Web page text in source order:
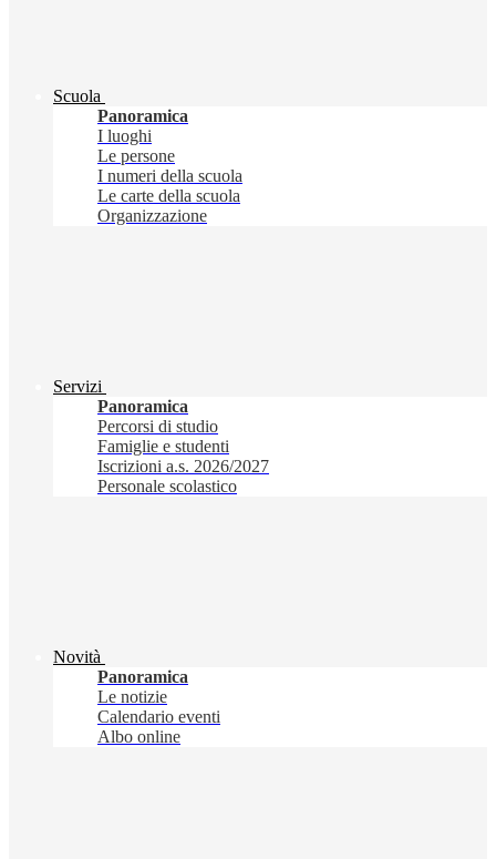
Scuola
Panoramica
I luoghi
Le persone
I numeri della scuola
Le carte della scuola
Organizzazione
Servizi
Panoramica
Percorsi di studio
Famiglie e studenti
Iscrizioni a.s. 2026/2027
Personale scolastico
Novità
Panoramica
Le notizie
Calendario eventi
Albo online